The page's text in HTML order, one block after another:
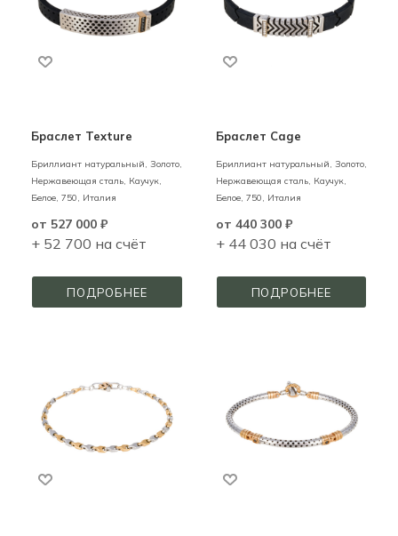
Браслет Texture
Бриллиант натуральный, Золото,
Нержавеющая сталь, Каучук,
Белое, 750, Италия
от 527 000 ₽
+ 52 700 на счёт
ПОДРОБНЕЕ
Браслет Cage
Бриллиант натуральный, Золото,
Нержавеющая сталь, Каучук,
Белое, 750, Италия
от 440 300 ₽
+ 44 030 на счёт
ПОДРОБНЕЕ